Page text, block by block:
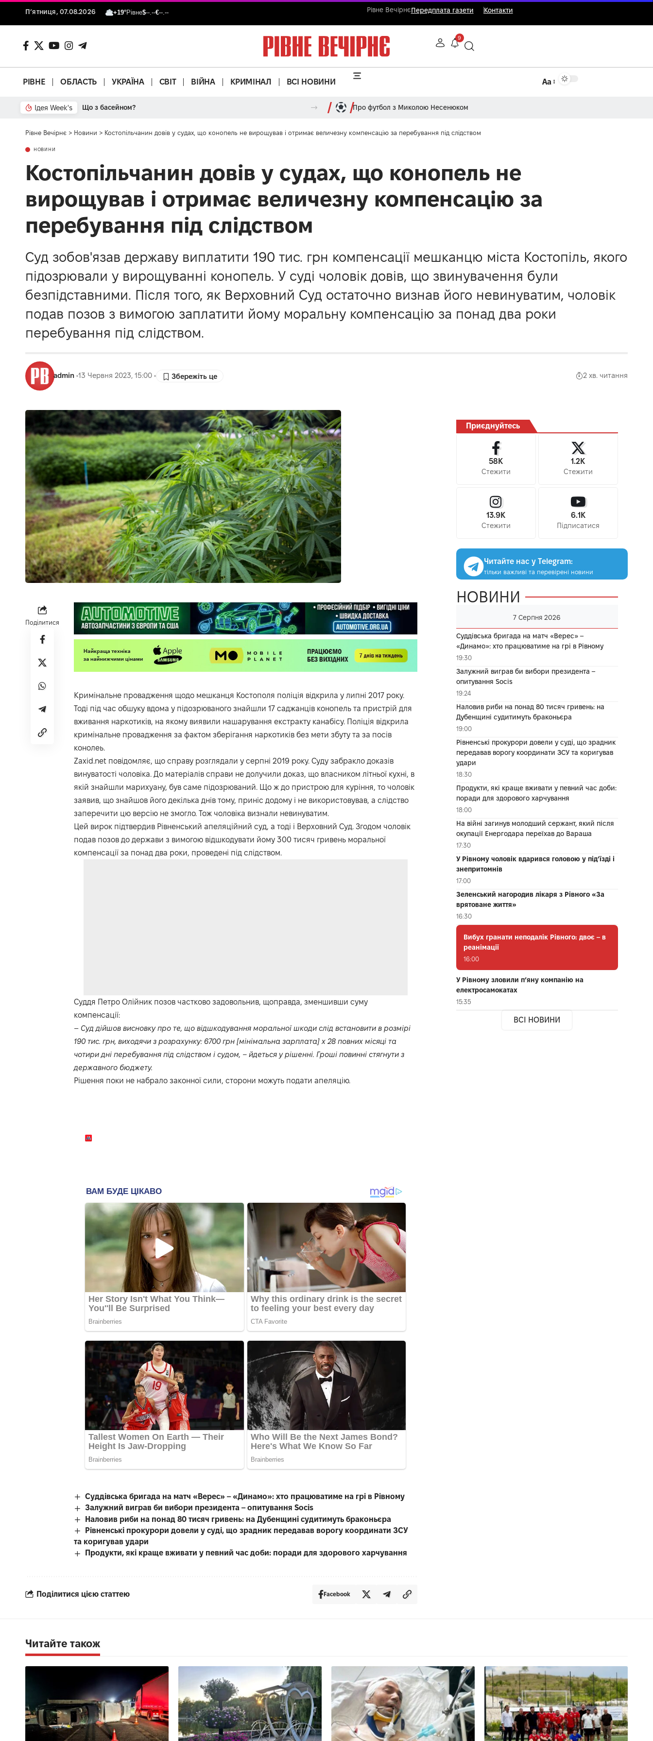
П’ятниця, 07.08.2026 +19°Рівне$--.--€--.-- Рівне ВечірнєПередплата газети Контакти
9
РІВНЕ ОБЛАСТЬ УКРАЇНА СВІТ ВІЙНА КРИМІНАЛ ВСІ НОВИНИ Аа
Ідея Week's Від паркану до картонки Про футбол з Миколою Несенюком
Рівне Вечірнє > Новини > Костопільчанин довів у судах, що конопель не вирощував і отримає величезну компенсацію за перебування під слідством
НОВИНИ
Костопільчанин довів у судах, що конопель не
вирощував і отримає величезну компенсацію за
перебування під слідством
Суд зобов'язав державу виплатити 190 тис. грн компенсації мешканцю міста Костопіль, якого
підозрювали у вирощуванні конопель. У суді чоловік довів, що звинувачення були
безпідставними. Після того, як Верховний Суд остаточно визнав його невинуватим, чоловік
подав позов з вимогою заплатити йому моральну компенсацію за понад два роки
перебування під слідством.
admin 13 Червня 2023, 15:00 2 хв. читання
Поділитися
Кримінальне провадження щодо мешканця Костополя поліція відкрила у липні 2017 року.
Тоді під час обшуку вдома у підозрюваного знайшли 17 саджанців конопель та пристрій для
вживання наркотиків, на якому виявили нашарування екстракту канабісу. Поліція відкрила
кримінальне провадження за фактом зберігання наркотиків без мети збуту та за посів
конолеь.
Zaxid.net повідомляє, що справу розглядали у серпні 2019 року. Суду забракло доказів
винуватості чоловіка. До матеріалів справи не долучили доказ, що власником літньої кухні, в
якій знайшли марихуану, був саме підозрюваний. Що ж до пристрою для куріння, то чоловік
заявив, що знайшов його декілька днів тому, приніс додому і не використовував, а слідство
заперечити цю версію не змогло. Тож чоловіка визнали невинуватим.
Цей вирок підтвердив Рівненський апеляційний суд, а тоді і Верховний Суд. Згодом чоловік
подав позов до держави з вимогою відшкодувати йому 300 тисяч гривень моральної
компенсації за понад два роки, проведені під слідством.
Суддя Петро Олійник позов частково задовольнив, щоправда, зменшивши суму
компенсації:
– Суд дійшов висновку про те, що відшкодування моральної шкоди слід встановити в розмірі
190 тис. грн, виходячи з розрахунку: 6700 грн [мінімальна зарплата] х 28 повних місяці та
чотири дні перебування під слідством і судом, – йдеться у рішенні. Гроші повинні стягнути з
державного бюджету.
Рішення поки не набрало законної сили, сторони можуть подати апеляцію.
Суддівська бригада на матч «Верес» – «Динамо»: хто працюватиме на грі в Рівному
Залужний виграв би вибори президента – опитування Socis
Наловив риби на понад 80 тисяч гривень: на Дубенщині судитимуть браконьєра
Рівненські прокурори довели у суді, що зрадник передавав ворогу координати ЗСУ
та коригував удари
Продукти, які краще вживати у певний час доби: поради для здорового харчування
Поділитися цією статтею Facebook
Приєднуйтесь
58K
Стежити
1.2K
Стежити
13.9K
Стежити
6.1K
Підписатися
Читайте нас у Telegram:
тільки важливі та перевірені новини
НОВИНИ
7 Серпня 2026
Суддівська бригада на матч «Верес» –
«Динамо»: хто працюватиме на грі в Рівному
19:30
Залужний виграв би вибори президента –
опитування Socis
19:24
Наловив риби на понад 80 тисяч гривень: на
Дубенщині судитимуть браконьєра
19:00
Рівненські прокурори довели у суді, що зрадник
передавав ворогу координати ЗСУ та коригував
удари
18:30
Продукти, які краще вживати у певний час доби:
поради для здорового харчування
18:00
На війні загинув молодший сержант, який після
окупації Енергодара переїхав до Вараша
17:30
У Рівному чоловік вдарився головою у під’їзді і
знепритомнів
17:00
Зеленський нагородив лікаря з Рівного «За
врятоване життя»
16:30
Вибух гранати неподалік Рівного: двоє – в
реанімації
16:00
У Рівному зловили п’яну компанію на
електросамокатах
15:35
ВСІ НОВИНИ
Читайте також